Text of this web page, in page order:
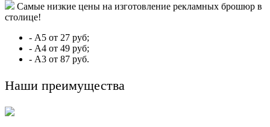
Самые низкие цены на изготовление рекламных брошюр в
столице!
- А5 от 27 руб;
- А4 от 49 руб;
- А3 от 87 руб.
Наши преимущества